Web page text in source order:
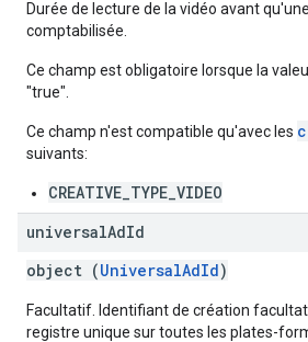
Durée de lecture de la vidéo avant
comptabilisée.
Ce champ est obligatoire lorsque la
"true".
Ce champ n'est compatible qu'avec les
suivants:
CREATIVE_TYPE_VIDEO
universalAdId
object (UniversalAdId)
Facultatif. Identifiant de création
registre unique sur toutes les plates-